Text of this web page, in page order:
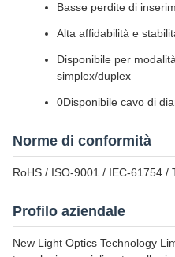
Basse perdite di
Alta affidabilità e
Disponibile per
simplex/duplex
0Disponibile cavo di
Norme di conformità
RoHS / ISO-9001 / IEC-61754 /
Profilo aziendale
New Light Optics Technology